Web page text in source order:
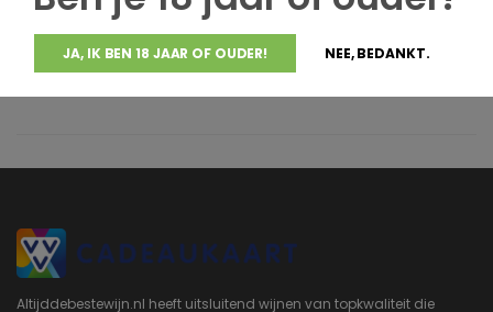
JA, IK BEN 18 JAAR OF OUDER! NEE, BEDANKT.
Don Lorenzo della Grillaia
Don Lorenzo della Grillaia
€13,42
Altijddebestewijn.nl heeft uitsluitend wijnen van topkwaliteit die